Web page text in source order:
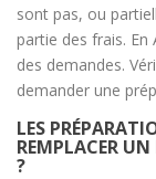
sont pas, ou
partie des frais. En
des demandes.
demander une
LES
REMPLACER
?